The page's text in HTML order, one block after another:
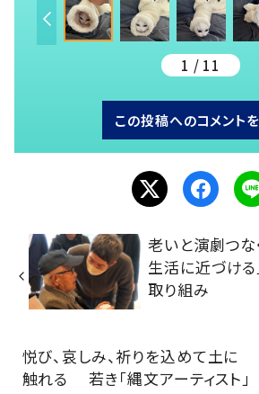
1 / 11
この投稿へのコメント
老いと演劇つ
生活に近づけ
取り組み
悦び、哀しみ、祈りを込めて土に
触れる 若き「縄文アーティスト」